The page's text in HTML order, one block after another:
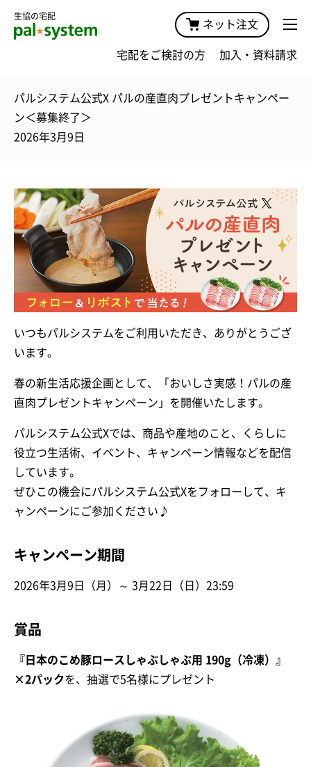
生協の宅配
ネット注文
宅配をご検討の方 加入・資料請求
パルシステム公式X パルの産直肉プレゼントキャンペー
ン＜募集終了＞
2026年3月9日
いつもパルシステムをご利用いただき、ありがとうござ
います。
春の新生活応援企画として、「おいしさ実感！パルの産
直肉プレゼントキャンペーン」を開催いたします。
パルシステム公式Xでは、商品や産地のこと、くらしに
役立つ生活術、イベント、キャンペーン情報などを配信
しています。
ぜひこの機会にパルシステム公式Xをフォローして、キ
ャンペーンにご参加ください♪
キャンペーン期間
2026年3月9日（月）～ 3月22日（日）23:59
賞品
『日本のこめ豚ロースしゃぶしゃぶ用 190g（冷凍）』
×2パックを、抽選で5名様にプレゼント